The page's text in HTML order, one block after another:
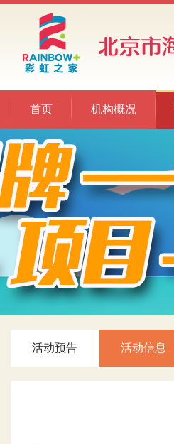
首页 机构概况
活动预告 活动信息